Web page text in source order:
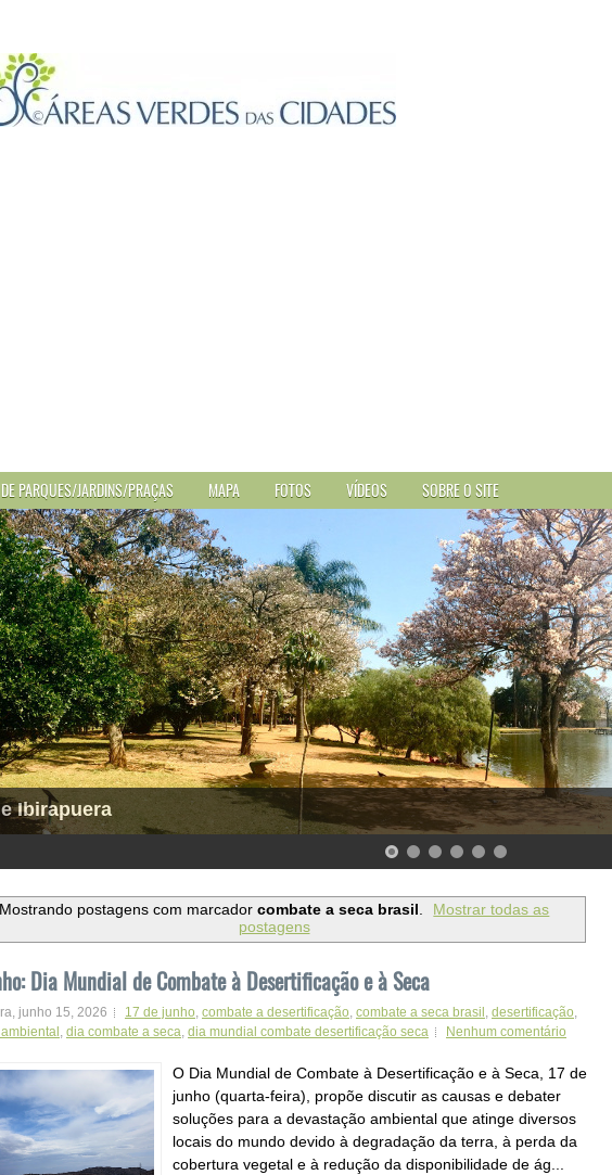
PARQUES/JARDINS/PRAÇAS MAPA FOTOS VÍDEOS SOBRE O SITE
Ibirapuera
Mostrando postagens com marcador combate a seca brasil.
Mostrar todas as
postagens
Dia Mundial de Combate à Desertificação e à Seca
junho 15, 2026 17 de junho combate a desertificação combate a seca brasil desertificação
dia combate a seca dia mundial combate desertificação seca Nenhum comentário
O Dia Mundial de Combate à Desertificação e à Seca, 17 de
junho (quarta-feira), propõe discutir as causas e debater
soluções para a devastação ambiental que atinge diversos
locais do mundo devido à degradação da terra, à perda da
cobertura vegetal e à redução da disponibilidade de ág...